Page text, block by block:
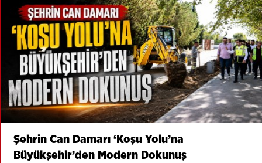
Şehrin Can Damarı ‘Koşu Yolu’na
Büyükşehir’den Modern Dokunuş